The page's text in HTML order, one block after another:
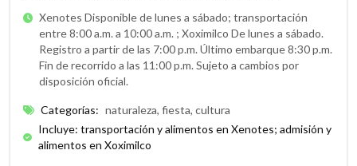
Xenotes Disponible de lunes a sábado; transportación
entre 8:00 a.m. a 10:00 a.m. ;Xoximilco De lunes a sábado.
Registro a partir de las 7:00 p.m. Último embarque 8:30 p.m.
Fin de recorrido a las 11:00 p.m. Sujeto a cambios por
disposición oficial.
Categorías: naturaleza, fiesta, cultura
Incluye: transportación y alimentos en Xenotes; admisión y
alimentos en Xoximilco